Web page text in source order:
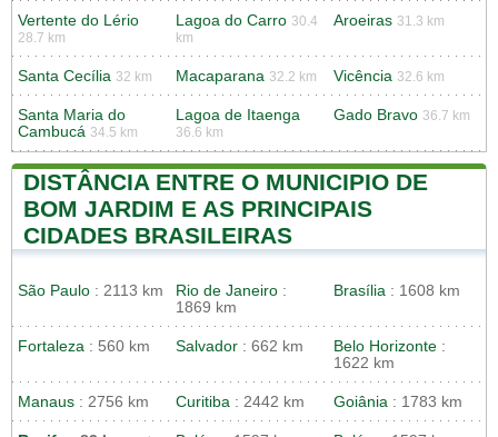
Vertente do Lério
28.7 km
Lagoa do Carro 30.4
km
Aroeiras 31.3 km
Santa Cecília 32 km Macaparana 32.2 km Vicência 32.6 km
Santa Maria do
Cambucá 34.5 km
Lagoa de Itaenga
36.6 km
Gado Bravo 36.7 km
DISTÂNCIA ENTRE O MUNICIPIO DE
BOM JARDIM E AS PRINCIPAIS
CIDADES BRASILEIRAS
São Paulo : 2113 km Rio de Janeiro :
1869 km
Brasília : 1608 km
Fortaleza : 560 km Salvador : 662 km Belo Horizonte :
1622 km
Manaus : 2756 km Curitiba : 2442 km Goiânia : 1783 km